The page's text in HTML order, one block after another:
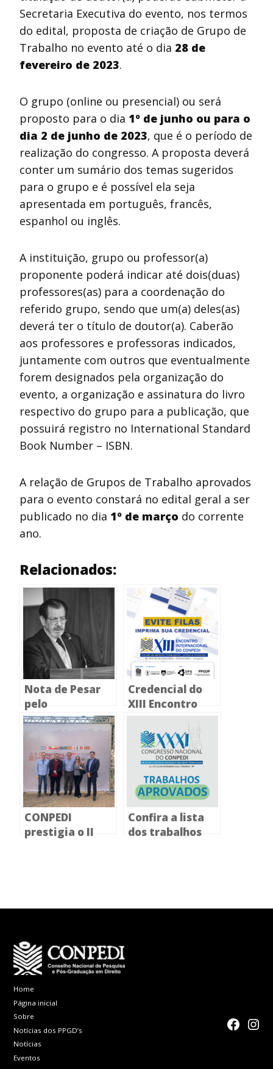
Secretaria Executiva do evento, nos termos
do edital, proposta de criação de Grupo de
Trabalho no evento até o dia 28 de
fevereiro de 2023.
O grupo (online ou presencial) ou será
proposto para o dia 1º de junho ou para o
dia 2 de junho de 2023, que é o período de
realização do congresso. A proposta deverá
conter um sumário dos temas sugeridos
para o grupo e é possível ela seja
apresentada em português, francês,
espanhol ou inglês.
A instituição, grupo ou professor(a)
proponente poderá indicar até dois(duas)
professores(as) para a coordenação do
referido grupo, sendo que um(a) deles(as)
deverá ter o título de doutor(a). Caberão
aos professores e professoras indicados,
juntamente com outros que eventualmente
forem designados pela organização do
evento, a organização e assinatura do livro
respectivo do grupo para a publicação, que
possuirá registro no International Standard
Book Number – ISBN.
A relação de Grupos de Trabalho aprovados
para o evento constará no edital geral a ser
publicado no dia 1º de março do corrente
ano.
Relacionados:
Nota de Pesar
pelo
Falecimento do
Advogado e
Professor
Ricardo Pereira
Lira
Credencial do
XIII Encontro
Internacional do
CONPEDI já pode
ser impressa por
participantes
CONPEDI
prestigia o II
Tecnologia e
Confira a lista
dos trabalhos
CONPEDI
Home
Página inicial
Sobre
Notícias dos PPGD’s
Notícias
Eventos